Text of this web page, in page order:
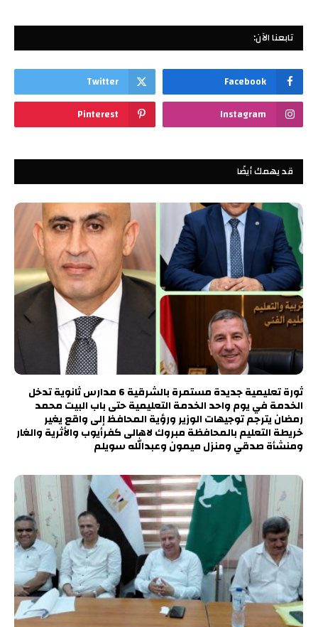
تابعنا الآن:
Facebook
Twitter
Instagram
Pinterest
قد يهمك أيضًا
ثورة تعليمية جديدة مستمرة بالشرقية 6 مدارس ثانوية تدخل
الخدمة في يوم واحد الخدمة التعليمية حتى باب البيت محمد
رمضان يترجم توجيهات الوزير ورؤية المحافظ إلى واقع يغير
خريطة التعليم بالمحافظة مبروك لاهالى كفرأيوب والأثرية والغار
ومنشأة صدقي ومنزل ميمون وعبدالله سويلم